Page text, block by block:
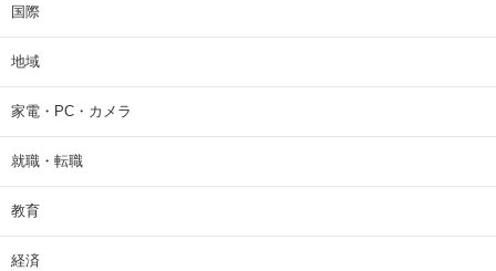
国際
地域
家電・PC・カメラ
就職・転職
教育
経済